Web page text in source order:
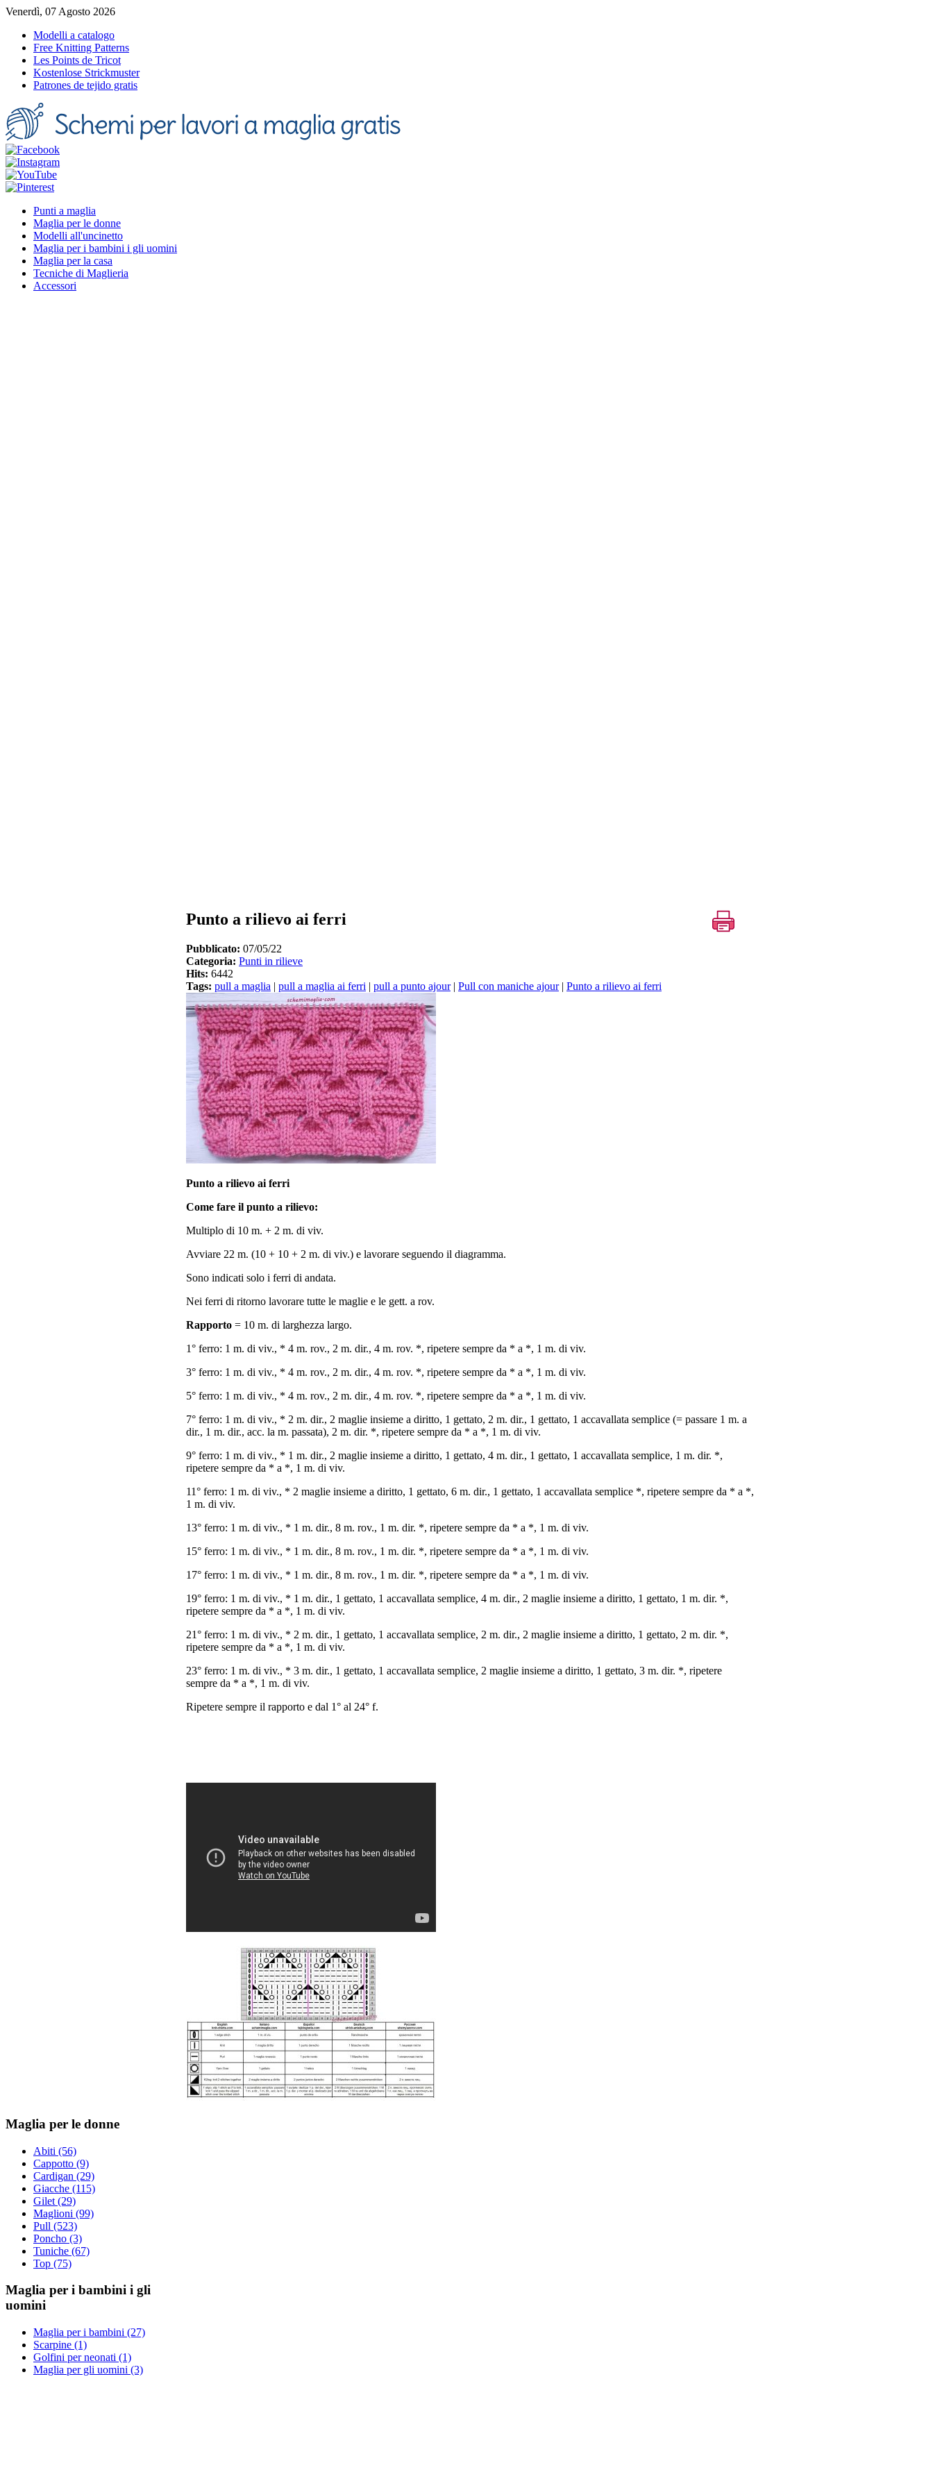
Venerdì, 07 Agosto 2026
Modelli a catalogo
Free Knitting Patterns
Les Points de Tricot
Kostenlose Strickmuster
Patrones de tejido gratis
Punti a maglia
Maglia per le donne
Modelli all'uncinetto
Maglia per i bambini i gli uomini
Maglia per la casa
Tecniche di Maglieria
Accessori
Punto a rilievo ai ferri
Pubblicato: 07/05/22
Categoria: Punti in rilieve
Hits: 6442
Tags: pull a maglia | pull a maglia ai ferri | pull a punto ajour| Pull con maniche ajour| Punto a rilievo ai ferri
Punto a rilievo ai ferri
Come fare il punto a rilievo:
Multiplo di 10 m. + 2 m. di viv.
Avviare 22 m. (10 + 10 + 2 m. di viv.) e lavorare seguendo il diagramma.
Sono indicati solo i ferri di andata.
Nei ferri di ritorno lavorare tutte le maglie e le gett. a rov.
Rapporto = 10 m. di larghezza largo.
1° ferro: 1 m. di viv., * 4 m. rov., 2 m. dir., 4 m. rov. *, ripetere sempre da * a *, 1 m. di viv.
3° ferro: 1 m. di viv., * 4 m. rov., 2 m. dir., 4 m. rov. *, ripetere sempre da * a *, 1 m. di viv.
5° ferro: 1 m. di viv., * 4 m. rov., 2 m. dir., 4 m. rov. *, ripetere sempre da * a *, 1 m. di viv.
7° ferro: 1 m. di viv., * 2 m. dir., 2 maglie insieme a diritto, 1 gettato, 2 m. dir., 1 gettato, 1 accavallata semplice (= passare 1 m. a
dir., 1 m. dir., acc. la m. passata), 2 m. dir. *, ripetere sempre da * a *, 1 m. di viv.
9° ferro: 1 m. di viv., * 1 m. dir., 2 maglie insieme a diritto, 1 gettato, 4 m. dir., 1 gettato, 1 accavallata semplice, 1 m. dir. *,
ripetere sempre da * a *, 1 m. di viv.
11° ferro: 1 m. di viv., * 2 maglie insieme a diritto, 1 gettato, 6 m. dir., 1 gettato, 1 accavallata semplice *, ripetere sempre da * a *,
1 m. di viv.
13° ferro: 1 m. di viv., * 1 m. dir., 8 m. rov., 1 m. dir. *, ripetere sempre da * a *, 1 m. di viv.
15° ferro: 1 m. di viv., * 1 m. dir., 8 m. rov., 1 m. dir. *, ripetere sempre da * a *, 1 m. di viv.
17° ferro: 1 m. di viv., * 1 m. dir., 8 m. rov., 1 m. dir. *, ripetere sempre da * a *, 1 m. di viv.
19° ferro: 1 m. di viv., * 1 m. dir., 1 gettato, 1 accavallata semplice, 4 m. dir., 2 maglie insieme a diritto, 1 gettato, 1 m. dir. *,
ripetere sempre da * a *, 1 m. di viv.
21° ferro: 1 m. di viv., * 2 m. dir., 1 gettato, 1 accavallata semplice, 2 m. dir., 2 maglie insieme a diritto, 1 gettato, 2 m. dir. *,
ripetere sempre da * a *, 1 m. di viv.
23° ferro: 1 m. di viv., * 3 m. dir., 1 gettato, 1 accavallata semplice, 2 maglie insieme a diritto, 1 gettato, 3 m. dir. *, ripetere
sempre da * a *, 1 m. di viv.
Ripetere sempre il rapporto e dal 1° al 24° f.
Maglia per le donne
Abiti (56)
Cappotto (9)
Cardigan (29)
Giacche (115)
Gilet (29)
Maglioni (99)
Pull (523)
Poncho (3)
Tuniche (67)
Top (75)
Maglia per i bambini i gli
uomini
Maglia per i bambini (27)
Scarpine (1)
Golfini per neonati (1)
Maglia per gli uomini (3)